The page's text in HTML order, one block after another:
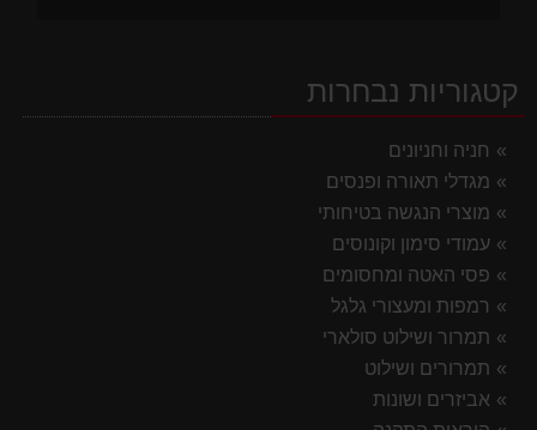
קטגוריות נבחרות
חניה וחניונים
מגדלי תאורה ופנסים
מוצרי הנגשה בטיחותי
עמודי סימון וקונוסים
פסי האטה ומחסומים
רמפות ומעצורי גלגל
תמרור ושילוט סולארי
תמרורים ושילוט
אביזרים ושונות